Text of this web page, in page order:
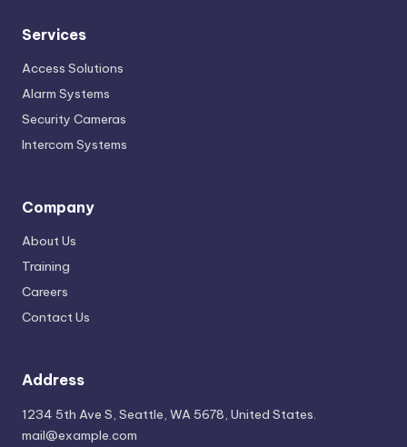
Services
Access Solutions
Alarm Systems
Security Cameras
Intercom Systems
Company
About Us
Training
Careers
Contact Us
Address
1234 5th Ave S, Seattle, WA 5678, United States.
mail@example.com